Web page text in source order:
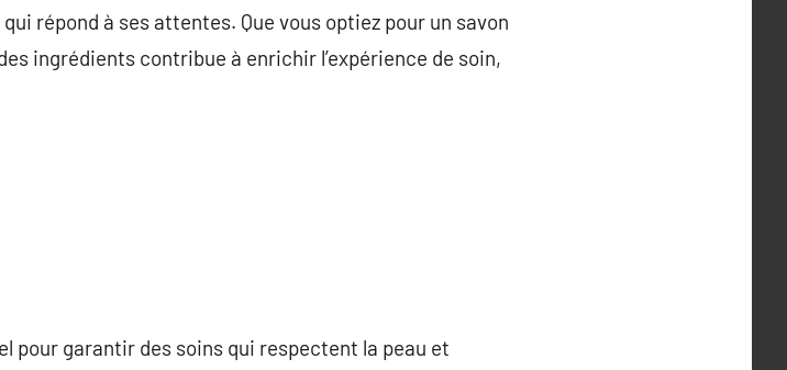
répond à ses attentes. Que vous optiez pour un savon
ingrédients contribue à enrichir l’expérience de soin,
pour garantir des soins qui respectent la peau et